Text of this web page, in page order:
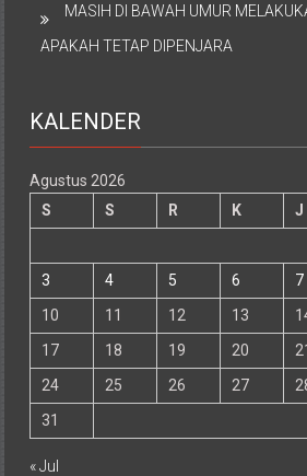
MASIH DI BAWAH UMUR
APAKAH TETAP DIPENJARA
KALENDER
Agustus 2026
S
S R K J
3
4 5 6 7
10
11 12 13
17
18 19 20
24
25 26 27
31
« Jul